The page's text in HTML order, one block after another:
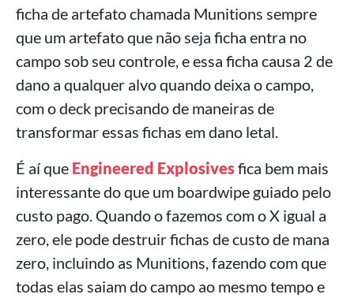
ficha de artefato chamada Munitions sempre
que um artefato que não seja ficha entra no
campo sob seu controle, e essa ficha causa 2 de
dano a qualquer alvo quando deixa o campo,
com o deck precisando de maneiras de
transformar essas fichas em dano letal.
É aí que Engineered Explosivesfica bem mais
interessante do que um boardwipe guiado pelo
custo pago. Quando o fazemos com o X igual a
zero, ele pode destruir fichas de custo de mana
zero, incluindo as Munitions, fazendo com que
todas elas saiam do campo ao mesmo tempo e